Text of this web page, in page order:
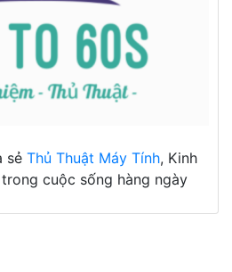
sẻ Thủ Thuật Máy Tính, Kinh
cuộc sống hàng ngày